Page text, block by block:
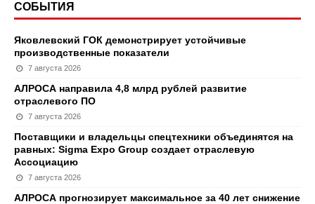
СОБЫТИЯ
Яковлевский ГОК демонстрирует устойчивые
производственные показатели
7 августа 2026
АЛРОСА направила 4,8 млрд рублей развитие
отраслевого ПО
7 августа 2026
Поставщики и владельцы спецтехники объединятся на
равных: Sigma Expo Group создает отраслевую
Ассоциацию
7 августа 2026
АЛРОСА прогнозирует максимальное за 40 лет снижение